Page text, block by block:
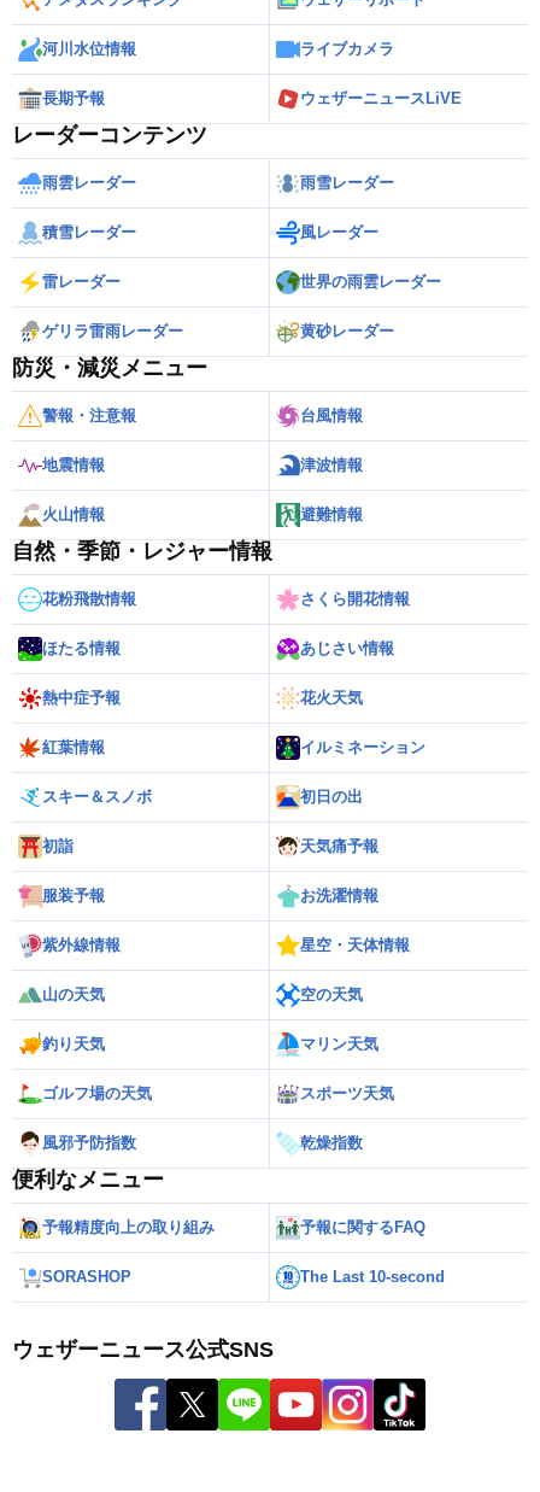
河川水位情報 ライブカメラ
長期予報 ウェザーニュースLiVE
レーダーコンテンツ
雨雲レーダー 雨雪レーダー
積雪レーダー 風レーダー
雷レーダー 世界の雨雲レーダー
ゲリラ雷雨レーダー 黄砂レーダー
防災・減災メニュー
警報・注意報 台風情報
地震情報 津波情報
火山情報 避難情報
自然・季節・レジャー情報
花粉飛散情報 さくら開花情報
ほたる情報 あじさい情報
熱中症予報 花火天気
紅葉情報 イルミネーション
スキー＆スノボ 初日の出
初詣 天気痛予報
服装予報 お洗濯情報
紫外線情報 星空・天体情報
山の天気 空の天気
釣り天気 マリン天気
ゴルフ場の天気 スポーツ天気
風邪予防指数 乾燥指数
便利なメニュー
予報精度向上の取り組み 予報に関するFAQ
SORASHOP The Last 10-second
ウェザーニュース公式SNS